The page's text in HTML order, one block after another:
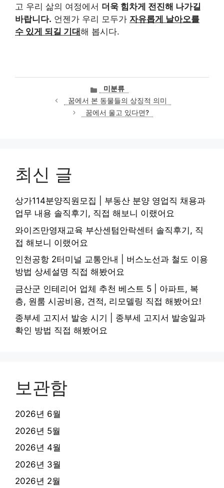
고 우리 삶의 여정에서 더욱 힘차게 전진해 나가길
바랍니다. 언젠가 우리 모두가 자유롭게 날아오를
수 있게 되길 기대해 봅시다.
카
테
고
리
미분류
꿈에서 본 동물들의 상징적 의미
꿈에서 울고 있다면?
최신 글
상가114분양직원모집 | 부동산 분양 영업직 채용과
업무 내용 솔직후기, 직접 해보니 이랬어요
와이즈만영재교육 부산센텀안락센터 솔직후기, 직
접 해보니 이랬어요
인천공항 2터미널 교통안내 | 버스노선과 철도 이용
방법 상세설명 직접 해봤어요
금산군 인테리어 업체 추천 베스트 5 | 아파트, 복
층, 원룸 시공비용, 견적, 리모델링 직접 해봤어요!
종부세 고지서 발송 시기 | 종부세 고지서 발송일과
확인 방법 직접 해봤어요
보관함
2026년 6월
2026년 5월
2026년 4월
2026년 3월
2026년 2월